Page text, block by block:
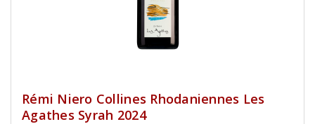
Rémi Niero Collines Rhodaniennes Les
Agathes Syrah 2024